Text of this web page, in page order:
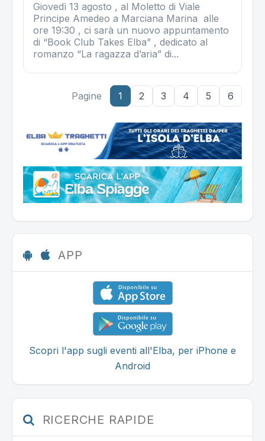
Giovedì 13 agosto , al Moletto di Viale
Principe Amedeo a Marciana Marina alle
ore 19:30 , ci sarà un nuovo appuntamento
di “Book Club Takes Elba” , dedicato al
romanzo “La ragazza d’aria” di...
Pagine 1 2 3 4 5 6
APP
Scopri l'app sugli eventi all'Elba, per iPhone e
Android
RICERCHE RAPIDE